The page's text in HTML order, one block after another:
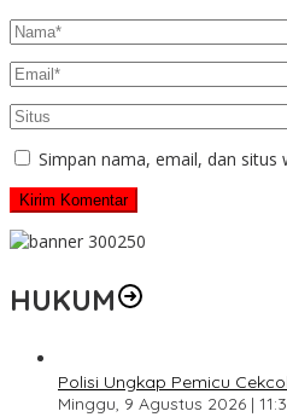
Simpan nama, email, dan situs
HUKUM
Polisi Ungkap Pemicu
Minggu, 9 Agustus 2026 |